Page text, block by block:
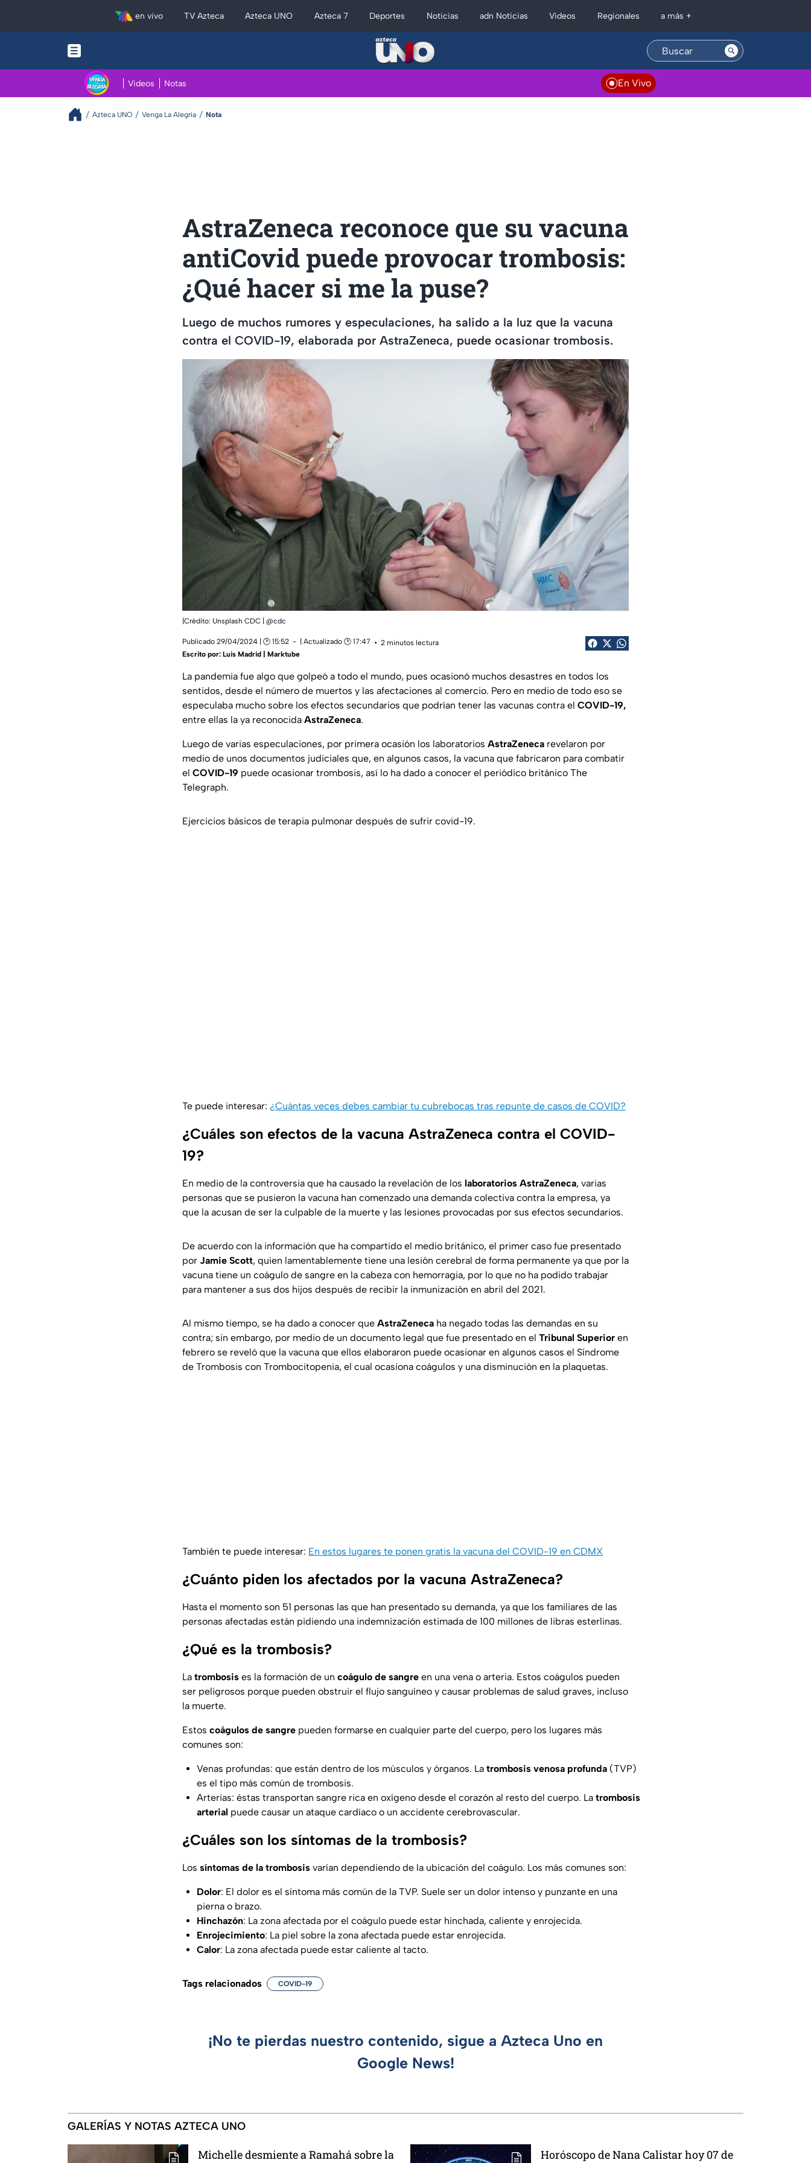
en vivo TV Azteca Azteca UNO Azteca 7 Deportes Noticias adn Noticias Videos Regionales a más +
Videos Notas En Vivo
Azteca UNO Venga La Alegría Nota
AstraZeneca reconoce que su vacuna
antiCovid puede provocar trombosis:
¿Qué hacer si me la puse?
Luego de muchos rumores y especulaciones, ha salido a la luz que la vacuna
contra el COVID-19, elaborada por AstraZeneca, puede ocasionar trombosis.
|Crédito: Unsplash CDC | @cdc
Publicado 29/04/2024 | 🕑 15:52 | Actualizado 🕑 17:47
2 minutos lectura
Escrito por: Luis Madrid | Marktube
La pandemia fue algo que golpeó a todo el mundo, pues ocasionó muchos desastres en todos los
sentidos, desde el número de muertos y las afectaciones al comercio. Pero en medio de todo eso se
especulaba mucho sobre los efectos secundarios que podrían tener las vacunas contra el COVID-19,
entre ellas la ya reconocida AstraZeneca.
Luego de varias especulaciones, por primera ocasión los laboratorios AstraZeneca revelaron por
medio de unos documentos judiciales que, en algunos casos, la vacuna que fabricaron para combatir
el COVID-19 puede ocasionar trombosis, así lo ha dado a conocer el periódico británico The
Telegraph.
Ejercicios básicos de terapia pulmonar después de sufrir covid-19.
Te puede interesar: ¿Cuántas veces debes cambiar tu cubrebocas tras repunte de casos de COVID?
¿Cuáles son efectos de la vacuna AstraZeneca contra el COVID-
19?
En medio de la controversia que ha causado la revelación de los laboratorios AstraZeneca, varias
personas que se pusieron la vacuna han comenzado una demanda colectiva contra la empresa, ya
que la acusan de ser la culpable de la muerte y las lesiones provocadas por sus efectos secundarios.
De acuerdo con la información que ha compartido el medio británico, el primer caso fue presentado
por Jamie Scott, quien lamentablemente tiene una lesión cerebral de forma permanente ya que por la
vacuna tiene un coágulo de sangre en la cabeza con hemorragia, por lo que no ha podido trabajar
para mantener a sus dos hijos después de recibir la inmunización en abril del 2021.
Al mismo tiempo, se ha dado a conocer que AstraZeneca ha negado todas las demandas en su
contra; sin embargo, por medio de un documento legal que fue presentado en el Tribunal Superior en
febrero se reveló que la vacuna que ellos elaboraron puede ocasionar en algunos casos el Síndrome
de Trombosis con Trombocitopenia, el cual ocasiona coágulos y una disminución en la plaquetas.
También te puede interesar: En estos lugares te ponen gratis la vacuna del COVID-19 en CDMX
¿Cuánto piden los afectados por la vacuna AstraZeneca?
Hasta el momento son 51 personas las que han presentado su demanda, ya que los familiares de las
personas afectadas están pidiendo una indemnización estimada de 100 millones de libras esterlinas.
¿Qué es la trombosis?
La trombosis es la formación de un coágulo de sangre en una vena o arteria. Estos coágulos pueden
ser peligrosos porque pueden obstruir el flujo sanguíneo y causar problemas de salud graves, incluso
la muerte.
Estos coágulos de sangre pueden formarse en cualquier parte del cuerpo, pero los lugares más
comunes son:
Venas profundas: que están dentro de los músculos y órganos. La trombosis venosa profunda (TVP)
es el tipo más común de trombosis.
Arterias: éstas transportan sangre rica en oxígeno desde el corazón al resto del cuerpo. La trombosis
arterial puede causar un ataque cardíaco o un accidente cerebrovascular.
¿Cuáles son los síntomas de la trombosis?
Los síntomas de la trombosis varían dependiendo de la ubicación del coágulo. Los más comunes son:
Dolor: El dolor es el síntoma más común de la TVP. Suele ser un dolor intenso y punzante en una
pierna o brazo.
Hinchazón: La zona afectada por el coágulo puede estar hinchada, caliente y enrojecida.
Enrojecimiento: La piel sobre la zona afectada puede estar enrojecida.
Calor: La zona afectada puede estar caliente al tacto.
Tags relacionados COVID-19
¡No te pierdas nuestro contenido, sigue a Azteca Uno en
Google News!
GALERÍAS Y NOTAS AZTECA UNO
Michelle desmiente a Ramahá sobre la Horóscopo de Nana Calistar hoy 07 de